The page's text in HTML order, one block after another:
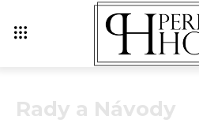
Rady a Návody